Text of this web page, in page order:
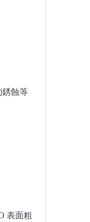
銹蝕等
表面粗